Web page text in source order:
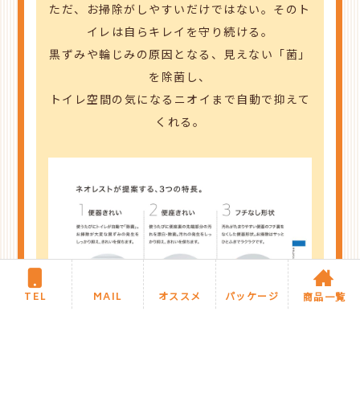
ただ、お掃除がしやすいだけではない。そのト
イレは自らキレイを守り続ける。
黒ずみや輪じみの原因となる、見えない「菌」
を除菌し、
トイレ空間の気になるニオイまで自動で抑えて
くれる。
TEL MAIL オススメ パッケージ 商品一覧